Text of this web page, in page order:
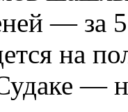
— за
на
—